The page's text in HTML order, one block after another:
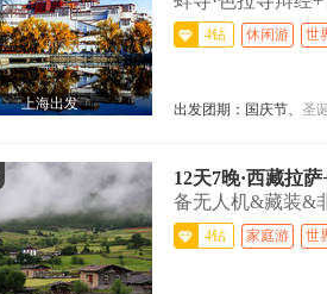
上海出发
餐...>4钻 休闲游 世
出发团期： 国庆节、 圣
12天7晚·西藏拉
备无人机&藏装&
觅莲花圣地...>
4钻 家庭游 世